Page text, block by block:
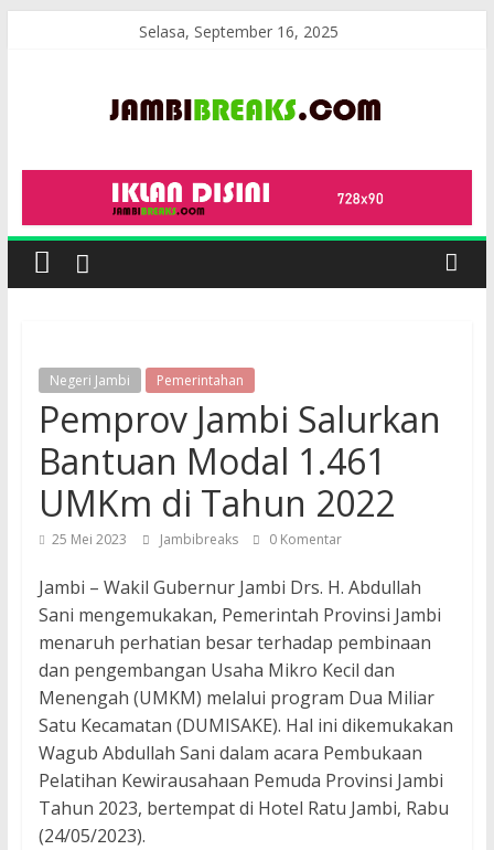
Selasa, September 16, 2025
JambiBreaks
Negeri Jambi Pemerintahan
Pemprov Jambi Salurkan
Bantuan Modal 1.461
UMKm di Tahun 2022
25 Mei 2023 Jambibreaks 0 Komentar
Jambi – Wakil Gubernur Jambi Drs. H. Abdullah
Sani mengemukakan, Pemerintah Provinsi Jambi
menaruh perhatian besar terhadap pembinaan
dan pengembangan Usaha Mikro Kecil dan
Menengah (UMKM) melalui program Dua Miliar
Satu Kecamatan (DUMISAKE). Hal ini dikemukakan
Wagub Abdullah Sani dalam acara Pembukaan
Pelatihan Kewirausahaan Pemuda Provinsi Jambi
Tahun 2023, bertempat di Hotel Ratu Jambi, Rabu
(24/05/2023).